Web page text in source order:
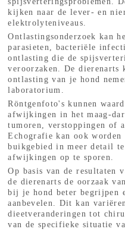
kijken naar de lever- en
elektrolyteniveaus.
Ontlastingsonderzoek kan
parasieten, bacteriële
ontlasting die de
veroorzaken. De dierenarts
ontlasting van je hond
laboratorium.
Röntgenfoto's kunnen
afwijkingen in het maag-
tumoren, verstoppingen of
Echografie kan ook
buikgebied in meer detail
afwijkingen op te sporen.
Op basis van de resultaten
de dierenarts de oorzaak
bij je hond beter begrijpen
aanbevelen. Dit kan
dieetveranderingen tot
van de specifieke situatie